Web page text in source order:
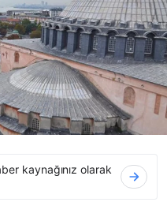
kaynağınız olarak